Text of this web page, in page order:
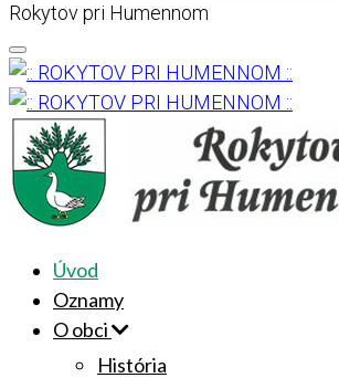
Rokytov pri Humennom
Úvod
Oznamy
O obci
História